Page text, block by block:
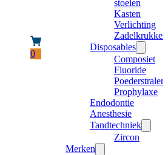
0
stoelen
Kasten
Verlichting
Zadelkrukken
Disposables
Composiet
Fluoride
Poederstraler
Prophylaxe
Endodontie
Anesthesie
Tandtechniek
Zircon
Merken